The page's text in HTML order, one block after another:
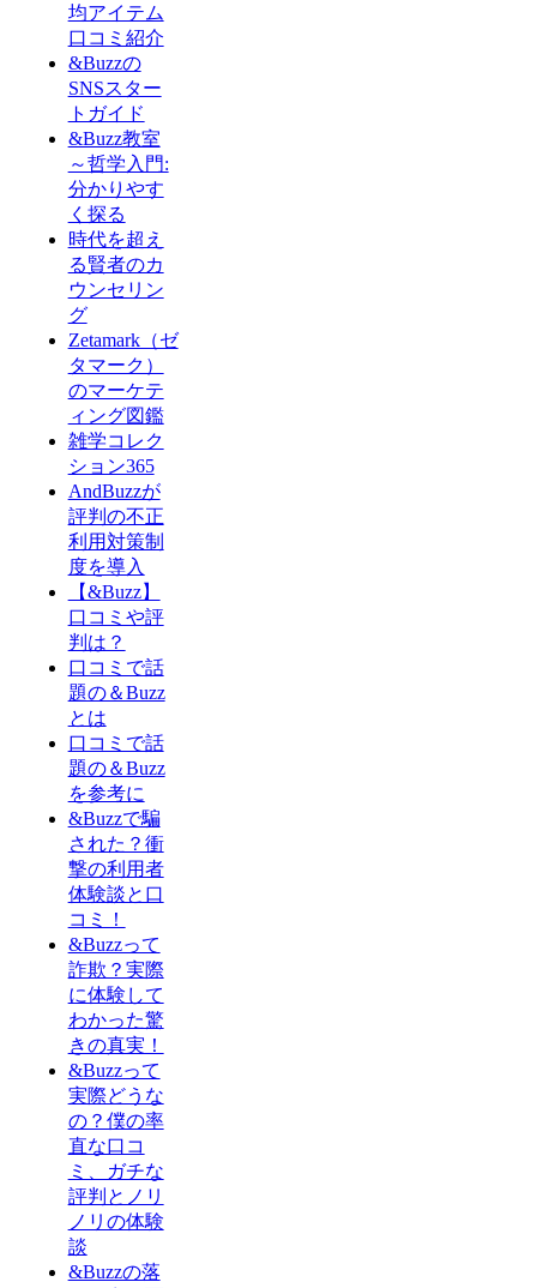
均アイテム
口コミ紹介
&Buzzの
SNSスター
トガイド
&Buzz教室
～哲学入門:
分かりやす
く探る
時代を超え
る賢者のカ
ウンセリン
グ
Zetamark（ゼ
タマーク）
のマーケテ
ィング図鑑
雑学コレク
ション365
AndBuzzが
評判の不正
利用対策制
度を導入
【&Buzz】
口コミや評
判は？
口コミで話
題の＆Buzz
とは
口コミで話
題の＆Buzz
を参考に
&Buzzで騙
された？衝
撃の利用者
体験談と口
コミ！
&Buzzって
詐欺？実際
に体験して
わかった驚
きの真実！
&Buzzって
実際どうな
の？僕の率
直な口コ
ミ、ガチな
評判とノリ
ノリの体験
談
&Buzzの落